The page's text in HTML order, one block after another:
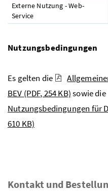
Externe Nutzung - Web-
Service
Nutzungsbedingungen
Es gelten die
BEV (PDF, 254 KB)sowie die
Nutzungsbedingungen für
610 KB)
Kontakt und